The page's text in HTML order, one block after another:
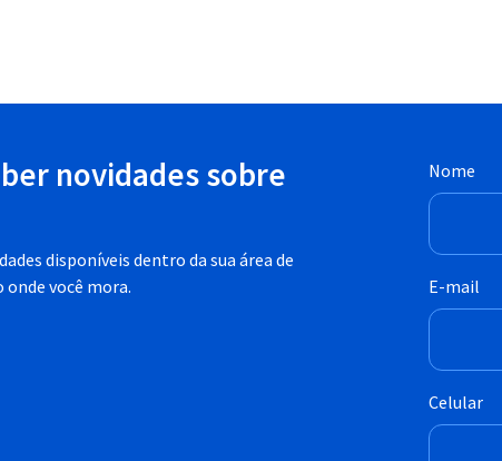
novidades sobre
disponíveis dentro da sua área de
onde você mora.
Nome
E-mail
Celular